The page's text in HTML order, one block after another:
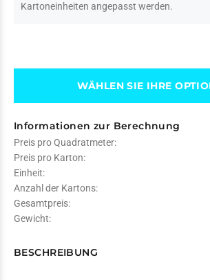
Kartoneinheiten angepasst werden.
WÄHLEN SIE IHRE
Informationen zur Berechnung
Preis pro Quadratmeter:
Preis pro Karton:
Einheit:
Anzahl der Kartons:
Gesamtpreis:
Gewicht:
BESCHREIBUNG